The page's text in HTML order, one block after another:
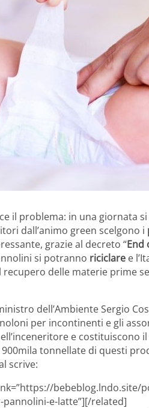
il problema: in una giornata
dall’animo green scelgono i
grazie al decreto “End
si potranno riciclare e
delle materie prime
dell’Ambiente Sergio
per incontinenti e gli
e costituiscono
tonnellate di questi
scrive:
bebeblog.lndo.site/
e-latte”][/related]